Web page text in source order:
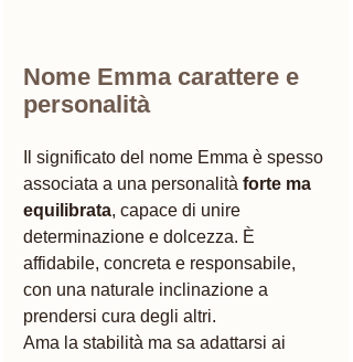
Nome Emma carattere e
personalità
Il significato del nome Emma è spesso
associata a una personalità forte ma
equilibrata, capace di unire
determinazione e dolcezza. È
affidabile, concreta e responsabile,
con una naturale inclinazione a
prendersi cura degli altri.
Ama la stabilità ma sa adattarsi ai